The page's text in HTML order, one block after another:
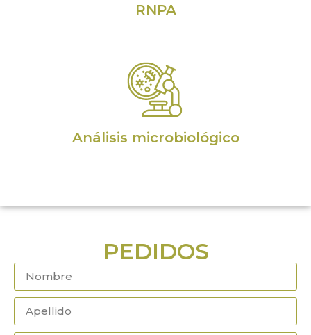
RNPA
Análisis microbiológico
PEDIDOS